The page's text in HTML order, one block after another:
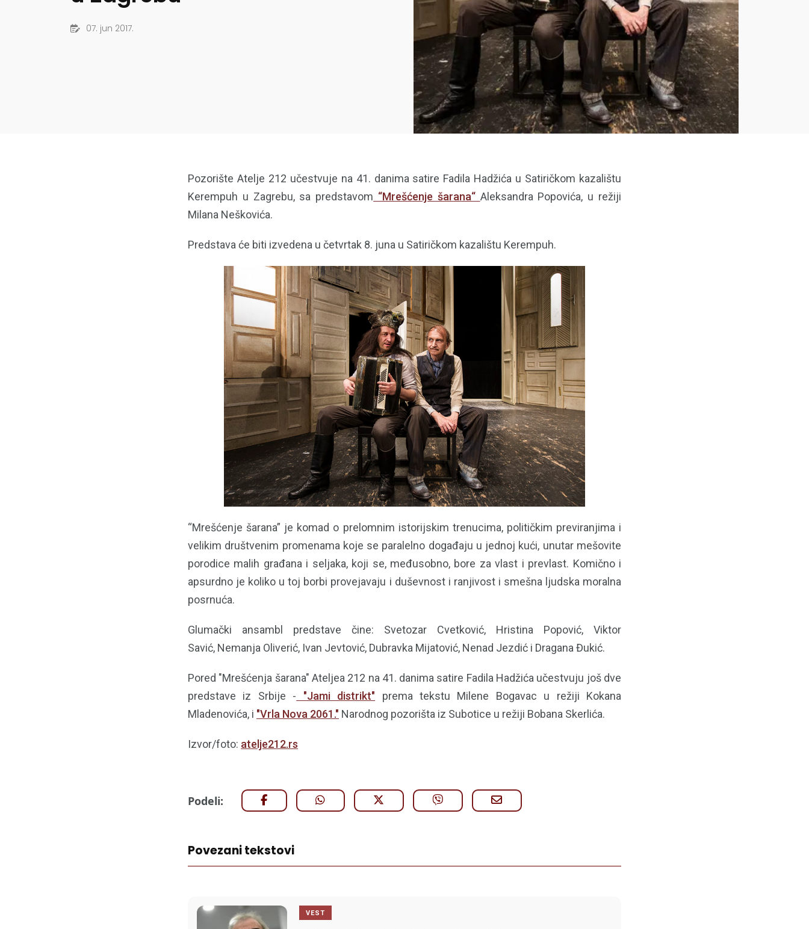
07. jun 2017.
Pozorište Atelje 212 učestvuje na 41. danima satire Fadila Hadžića u Satiričkom kazalištu
Kerempuh u Zagrebu, sa predstavom “Mrešćenje šarana“ Aleksandra Popovića, u režiji
Milana Neškovića.
Predstava će biti izvedena u četvrtak 8. juna u Satiričkom kazalištu Kerempuh.
“Mrešćenje šarana” je komad o prelomnim istorijskim trenucima, političkim previranjima i
velikim društvenim promenama koje se paralelno događaju u jednoj kući, unutar mešovite
porodice malih građana i seljaka, koji se, međusobno, bore za vlast i prevlast. Komično i
apsurdno je koliko u toj borbi provejavaju i duševnost i ranjivost i smešna ljudska moralna
posrnuća.
Glumački ansambl predstave čine: Svetozar Cvetković, Hristina Popović, Viktor
Savić, Nemanja Oliverić, Ivan Jevtović, Dubravka Mijatović, Nenad Jezdić i Dragana Đukić.
Pored "Mrešćenja šarana" Ateljea 212 na 41. danima satire Fadila Hadžića učestvuju još dve
predstave iz Srbije - "Jami distrikt" prema tekstu Milene Bogavac u režiji Kokana
Mladenovića, i "Vrla Nova 2061." Narodnog pozorišta iz Subotice u režiji Bobana Skerlića.
Izvor/foto: atelje212.rs
Podeli:
Povezani tekstovi
VEST